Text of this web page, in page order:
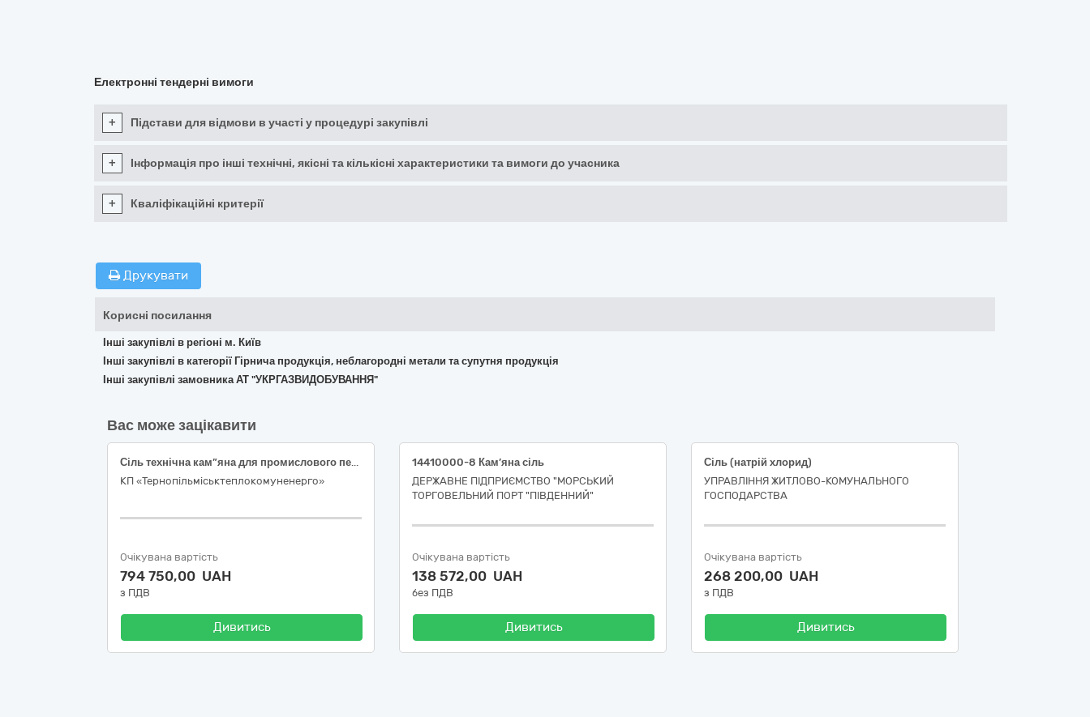
Електронні тендерні вимоги
+ Підстави для відмови в участі у процедурі закупівлі
+ Інформація про інші технічні, якісні та кількісні характеристики та вимоги до учасника
+ Кваліфікаційні критерії
Друкувати
Корисні посилання
Інші закупівлі в регіоні м. Київ
Інші закупівлі в категорії Гірнича продукція, неблагородні метали та супутня продукція
Інші закупівлі замовника АТ "УКРГАЗВИДОБУВАННЯ"
Вас може зацікавити
Сіль технічна кам”яна для промислового переробляння
КП «Тернопільміськтеплокомуненерго»
Очікувана вартість
794 750,00 UAH
з ПДВ
Дивитись
14410000-8 Кам’яна сіль
ДЕРЖАВНЕ ПІДПРИЄМСТВО "МОРСЬКИЙ
ТОРГОВЕЛЬНИЙ ПОРТ "ПІВДЕННИЙ"
Очікувана вартість
138 572,00 UAH
без ПДВ
Дивитись
Сіль (натрій хлорид)
УПРАВЛІННЯ ЖИТЛОВО-КОМУНАЛЬНОГО
ГОСПОДАРСТВА
Очікувана вартість
268 200,00 UAH
з ПДВ
Дивитись